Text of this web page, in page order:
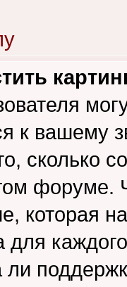
к вашему
сколько
форуме.
которая
ли